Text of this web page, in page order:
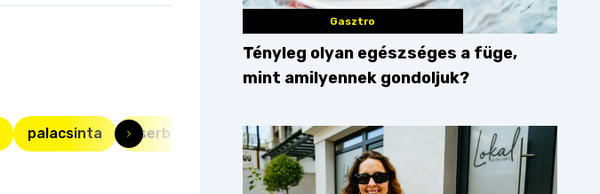
palacsinta zserbó
Gasztro
Tényleg olyan egészséges a füge,
mint amilyennek gondoljuk?